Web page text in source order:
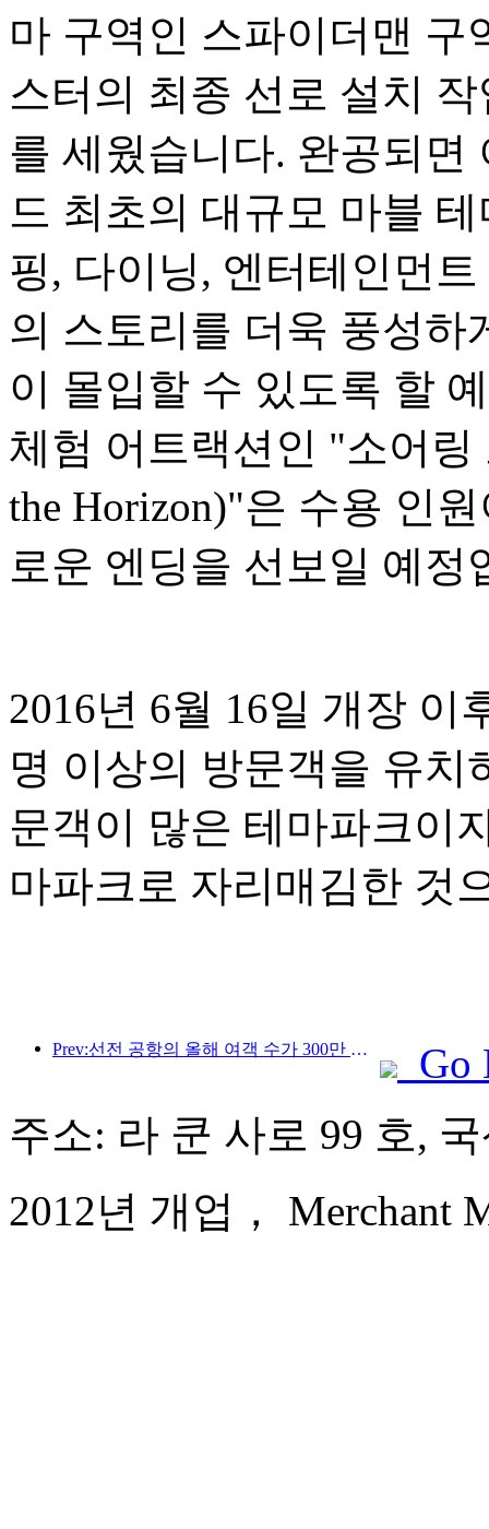
마 구역인 스파이더맨 구
스터의 최종 선로 설치
를 세웠습니다. 완공되면
드 최초의 대규모 마블
핑, 다이닝, 엔터테인먼
의 스토리를 더욱 풍성하
이 몰입할 수 있도록 할
체험 어트랙션인 "소어링
the Horizon)"은 수용 인
로운 엔딩을 선보일 예정
2016년 6월 16일 개장 이
명 이상의 방문객을 유
문객이 많은 테마파크이
마파크로 자리매김한 것
Prev:선전 공항의 올해 여객 수가 300만 명을 돌파하며 같은 기간 기준 신기록을 세웠습니다.
Go
주소: 라 쿤 사로 99 호,
2012년 개업， Merchant